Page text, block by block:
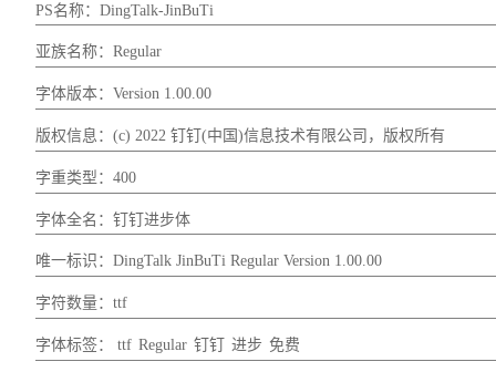
PS名称：DingTalk-JinBuTi
亚族名称：Regular
字体版本：Version 1.00.00
版权信息：(c) 2022 钉钉(中国)信息技术有限公司，版权所有
字重类型：400
字体全名：钉钉进步体
唯一标识：DingTalk JinBuTi Regular Version 1.00.00
字符数量：ttf
字体标签： ttf Regular 钉钉 进步 免费